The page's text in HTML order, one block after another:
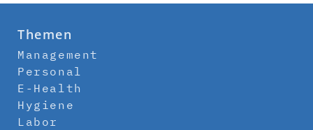
Themen
Management
Personal
E-Health
Hygiene
Labor